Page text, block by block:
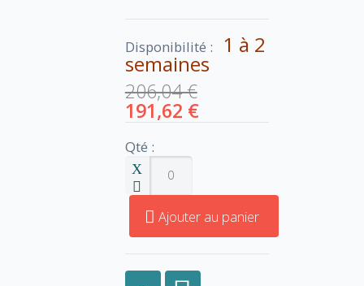
Disponibilité : 1 à 2
semaines
206,04 €
191,62 €
Qté :
Ajouter au panier